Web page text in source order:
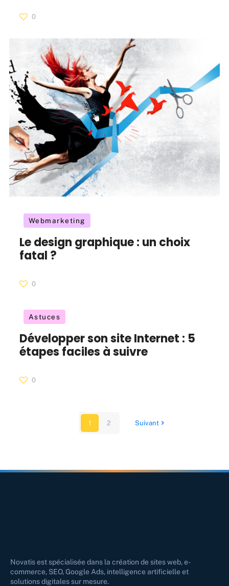
0
Webmarketing
Le design graphique : un choix
fatal ?
0
Astuces
Développer son site Internet : 5
étapes faciles à suivre
0
1 2 Suivant
Novatis est spécialisée dans la création de sites web, e-
commerce, SEO, Google Ads, intelligence artificielle et
solutions digitales sur mesure.